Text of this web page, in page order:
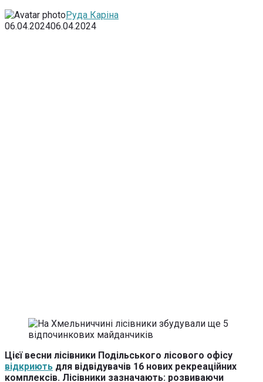
Руда Каріна
06.04.202406.04.2024
Цієї весни лісівники Подільського лісового офісу
відкриють для відвідувачів 16 нових рекреаційних
комплексів. Лісівники зазначають: розвиваючи